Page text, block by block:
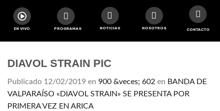
EN VIVO PROGRAMAS NOTICIAS NOSOTROS CONTACTO
DIAVOL STRAIN PIC
Publicado 12/02/2019 en 900 &veces; 602 en BANDA DE
VALPARAÍSO «DIAVOL STRAIN» SE PRESENTA POR
PRIMERA VEZ EN ARICA